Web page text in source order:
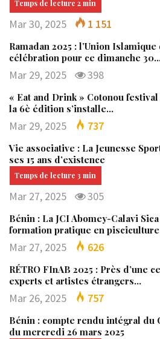
Mar 30, 2025 1 151
Ramadan 2025 : l’Union
célébration pour ce dimanche
Mar 29, 2025 398
« Eat and Drink » Cotonou
la 6è édition s’installe…
Mar 29, 2025 737
Vie associative : La Jeunesse
ses 15 ans d’existence
Mar 27, 2025 305
Bénin : La JCI Abomey-Calavi
formation pratique en
Mar 27, 2025 626
RÉTRO FInAB 2025 : Près d’une
experts et artistes étrangers…
Mar 26, 2025 757
Bénin : compte rendu intégral du
du mercredi 26 mars 2025